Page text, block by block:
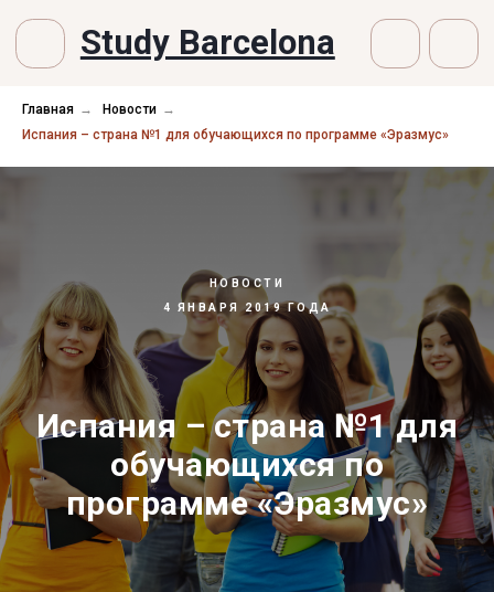
Study Barcelona
Главная → Новости →
Испания – страна №1 для обучающихся по программе «Эразмус»
НОВОСТИ
4 ЯНВАРЯ 2019 ГОДА
Испания – страна №1 для
обучающихся по
программе «Эразмус»